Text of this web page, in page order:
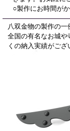
○製作にお時間が
八双金物の製作の一
全国の有名なお城や
くの納入実績がござ